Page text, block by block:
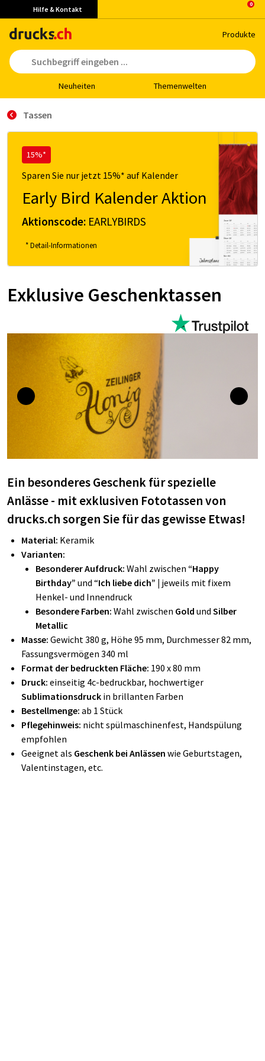
Hilfe & Kontakt
Pro­duk­te
Neu­hei­ten The­men­wel­ten
Tassen
15%*
Sparen Sie nur jetzt 15%* auf Kalender
Early Bird Kalender Aktion
Aktionscode: EARLYBIRDS
* Detail-Informationen
Exklusive Geschenktassen
Ein besonderes Geschenk für spezielle
Anlässe - mit exklusiven Fototassen von
drucks.ch sorgen Sie für das gewisse Etwas!
Material: Keramik
Varianten:
Besonderer Aufdruck: Wahl zwischen “Happy
Birthday” und “Ich liebe dich” | jeweils mit fixem
Henkel- und Innendruck
Besondere Farben: Wahl zwischen Gold und Silber
Metallic
Masse: Gewicht 380 g, Höhe 95 mm, Durchmesser 82 mm,
Fassungsvermögen 340 ml
Format der bedruckten Fläche: 190 x 80 mm
Druck: einseitig 4c-bedruckbar, hochwertiger
Sublimationsdruck in brillanten Farben
Bestellmenge: ab 1 Stück
Pflegehinweis: nicht spülmaschinenfest, Handspülung
empfohlen
Geeignet als Geschenk bei Anlässen wie Geburtstagen,
Valentinstagen, etc.